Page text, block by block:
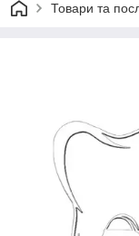
Товари та